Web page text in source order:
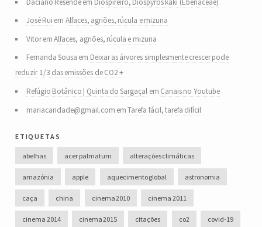
José Rui em Alfaces, agriões, rúcula e mizuna
VitoremAlfaces, agriões, rúcula e mizuna
Fernanda Sousa em Deixar as árvores simplesmente crescer pode
reduzir 1/3 das emissões de CO2 +
Refúgio Botânico | Quinta do Sargaçal em Canais no Youtube
mariacaridade@gmail.com emTarefa fácil, tarefa difícil
etiquetas
abelhas acer palmatum alterações climáticas
amazónia apple aquecimento global astronomia
caça china cinema 2010 cinema 2011
cinema 2014 cinema 2015 citações co2 covid-19